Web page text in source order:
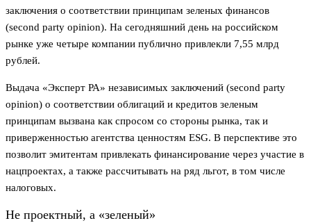
заключения о соответствии принципам зеленых финансов
(second party opinion). На сегодняшний день на российском
рынке уже четыре компании публично привлекли 7,55 млрд
рублей.
Выдача «Эксперт РА» независимых заключений (second party
opinion) о соответствии облигаций и кредитов зеленым
принципам вызвана как спросом со стороны рынка, так и
приверженностью агентства ценностям ESG. В перспективе это
позволит эмитентам привлекать финансирование через участие в
нацпроектах, а также рассчитывать на ряд льгот, в том числе
налоговых.
Не проектный, а «зеленый»